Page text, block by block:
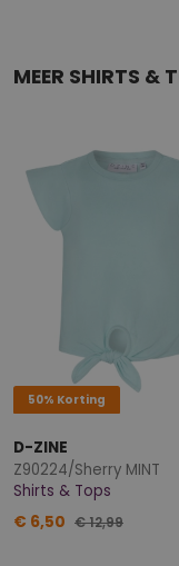
MEER SHIRTS &
50% Korting
D-ZINE
Z90224/Sherry MINT
Shirts & Tops
€ 6,50 € 12,99